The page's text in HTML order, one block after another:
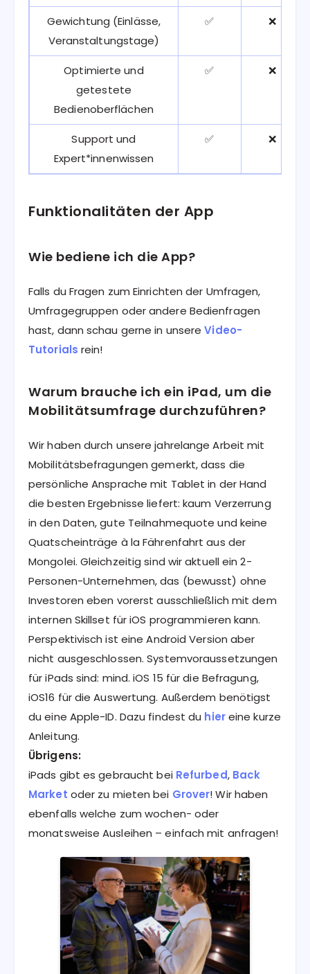
Gewichtung (Einlässe,
Veranstaltungstage)
✅ ❌
Optimierte und
getestete
Bedienoberflächen
✅ ❌
Support und
Expert*innenwissen
✅ ❌
Funktionalitäten der App
Wie bediene ich die App?
Falls du Fragen zum Einrichten der Umfragen,
Umfragegruppen oder andere Bedienfragen
hast, dann schau gerne in unsereVideo-
Tutorials rein!
Warum brauche ich ein iPad, um die
Mobilitätsumfrage durchzuführen?
Wir haben durch unsere jahrelange Arbeit mit
Mobilitätsbefragungen gemerkt, dass die
persönliche Ansprache mit Tablet in der Hand
die besten Ergebnisse liefert: kaum Verzerrung
in den Daten, gute Teilnahmequote und keine
Quatscheinträge à la Fährenfahrt aus der
Mongolei. Gleichzeitig sind wir aktuell ein 2-
Personen-Unternehmen, das (bewusst) ohne
Investoren eben vorerst ausschließlich mit dem
internen Skillset für iOS programmieren kann.
Perspektivisch ist eine Android Version aber
nicht ausgeschlossen. Systemvoraussetzungen
für iPads sind: mind. iOS 15 für die Befragung,
iOS16 für die Auswertung. Außerdem benötigst
du eine Apple-ID. Dazu findest du hiereine kurze
Anleitung.
Übrigens:
iPads gibt es gebraucht bei Refurbed, Back
Market oder zu mieten bei Grover! Wir haben
ebenfalls welche zum wochen- oder
monatsweise Ausleihen ­­– einfach mit anfragen!